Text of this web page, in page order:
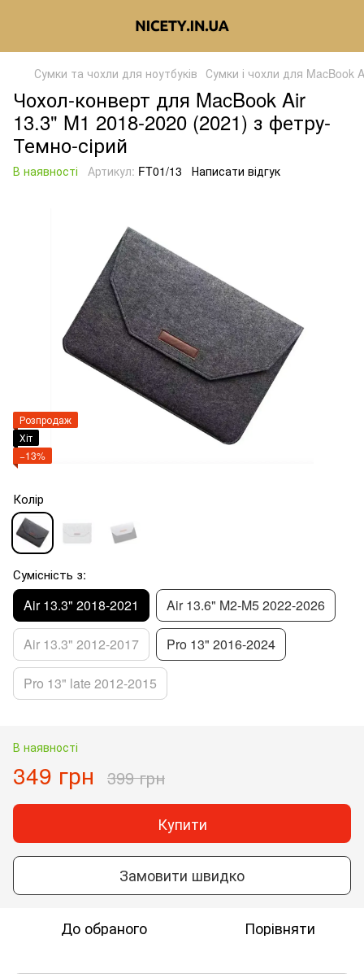
Сумки та чохли для ноутбуків Сумки і чохли для MacBook
Чохол-конверт для MacBook Air
13.3" M1 2018-2020 (2021) з фетру-
Темно-сірий
В наявності Артикул: FT01/13 Написати відгук
Розпродаж
Хіт
−13%
Колір
Сумісність з:
Air 13.3" 2018-2021 Air 13.6" M2-M5 2022-2026
Air 13.3" 2012-2017 Pro 13" 2016-2024
Pro 13" late 2012-2015
В наявності
349 грн 399 грн
Купити
Замовити швидко
До обраного Порівняти